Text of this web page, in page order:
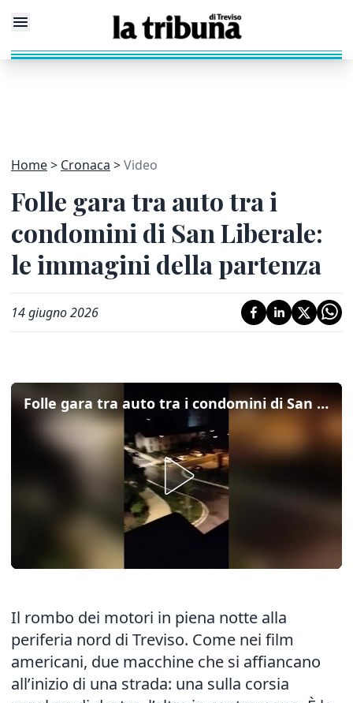
Home Cronaca Video
Folle gara tra auto tra i
condomini di San Liberale:
le immagini della partenza
14 giugno 2026
Folle gara tra auto tra i condomini di San Liberale: le immagini della partenza
Il rombo dei motori in piena notte alla
periferia nord di Treviso. Come nei film
americani, due macchine che si affiancano
all’inizio di una strada: una sulla corsia